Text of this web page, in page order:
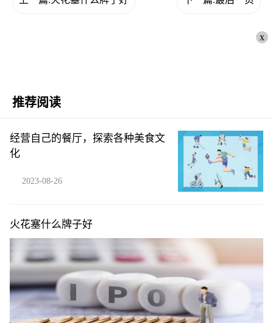
x
推荐阅读
经营自己的餐厅，探索各种美食文
化
2023-08-26
火花塞什么牌子好